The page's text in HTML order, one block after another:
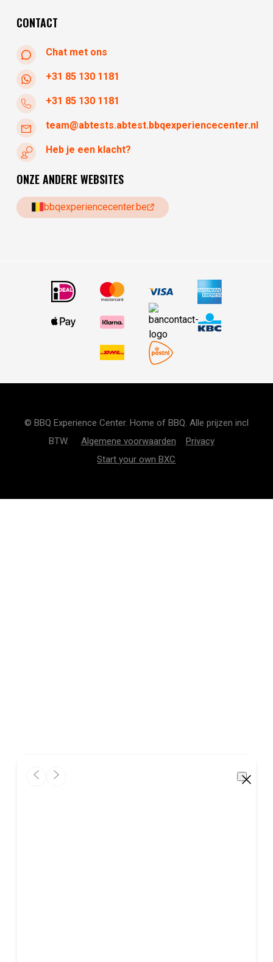
CONTACT
Chat met ons
+31 85 130 1181
+31 85 130 1181
team@abtests.abtest.bbqexperiencecenter.nl
Heb je een klacht?
ONZE ANDERE WEBSITES
bbqexperiencecenter.be
© BBQ Experience Center. Home of BBQ. Alle prijzen incl
BTW. Algemene voorwaarden
Privacy
Start your own BXC